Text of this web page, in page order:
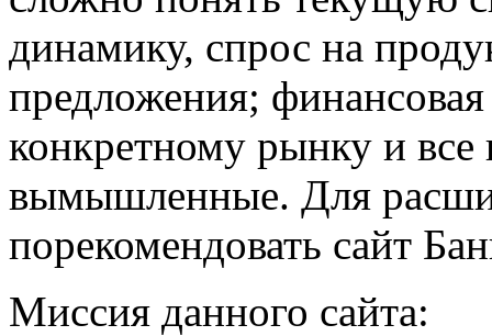
динамику, спрос на
предложения;
конкретному рынку и
вымышленные. Для
порекомендовать сайт
Миссия данного сайта: